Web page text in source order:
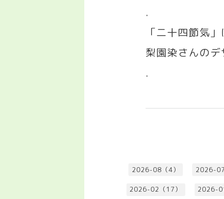
.
「二十四節気
梨園染さんの
.
2026-08（4） 2026-07
2026-02（17） 2026-